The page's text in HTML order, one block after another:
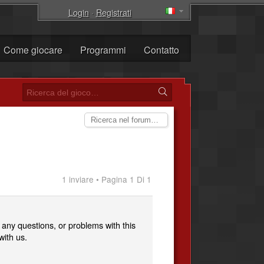
Login· Registrati
Come giocare Programmi Contatto
1 inviare • Pagina 1 Di 1
questions, or problems with this
us.